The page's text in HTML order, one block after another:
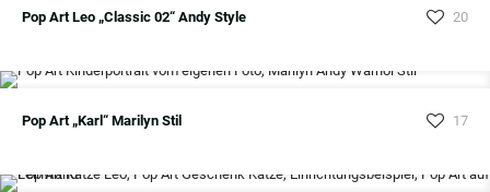
Pop Art Leo „Classic 02“ Andy Style 20
Pop Art „Karl“ Marilyn Stil 17